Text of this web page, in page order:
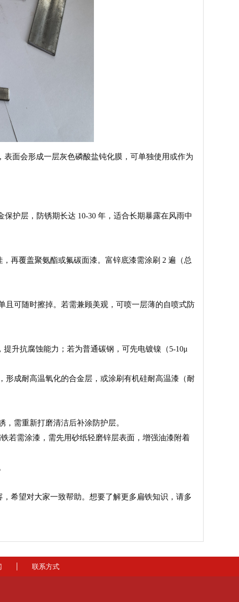
面会形成一层灰色磷酸盐钝化膜，可单独使用或作为
护层，防锈期长达 10-30 年，适合长期暴露在风雨中
再覆盖聚氨酯或氟碳面漆。富锌底漆需涂刷 2 遍（总
且可随时擦掉。若需兼顾美观，可喷一层薄的自喷式防
升抗腐蚀能力；若为普通碳钢，可先电镀镍（5-10μ
形成耐高温氧化的合金层，或涂刷有机硅耐高温漆（耐
需重新打磨清洁后补涂防护层。
若需涂漆，需先用砂纸轻磨锌层表面，增强油漆附着
希望对大家一致帮助。想要了解更多扁铁知识，请多
联系方式